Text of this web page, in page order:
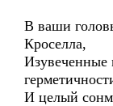
В ваши
Кроселла,
И целый